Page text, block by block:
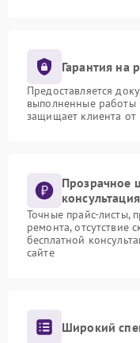
Гарантия на
Предоставляется
выполненные работы
защищает клиента от
Прозрачное
консультация
Точные прайс-листы,
ремонта, отсутствие
бесплатной
сайте
Широкий